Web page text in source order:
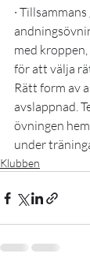
·
med
för att välja
Rätt form av
avslappnad.
övningen
under
Klubben